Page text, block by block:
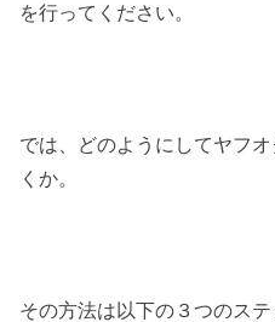
を行ってください。
では、どのようにしてヤフ
くか。
その方法は以下の３つのステ